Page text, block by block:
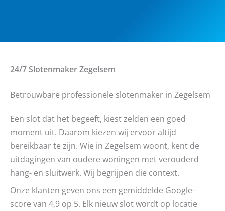
24/7 SlotenmakerZegelsem
Betrouwbare professionele slotenmaker in Zegelsem
Een slot dat het begeeft, kiest zelden een goed
moment uit. Daarom kiezen wij ervoor altijd
bereikbaar te zijn. Wie in Zegelsem woont, kent de
uitdagingen van oudere woningen met verouderd
hang- en sluitwerk. Wij begrijpen die context.
Onze klanten geven ons een gemiddelde Google-
score van 4,9 op 5. Elk nieuw slot wordt op locatie